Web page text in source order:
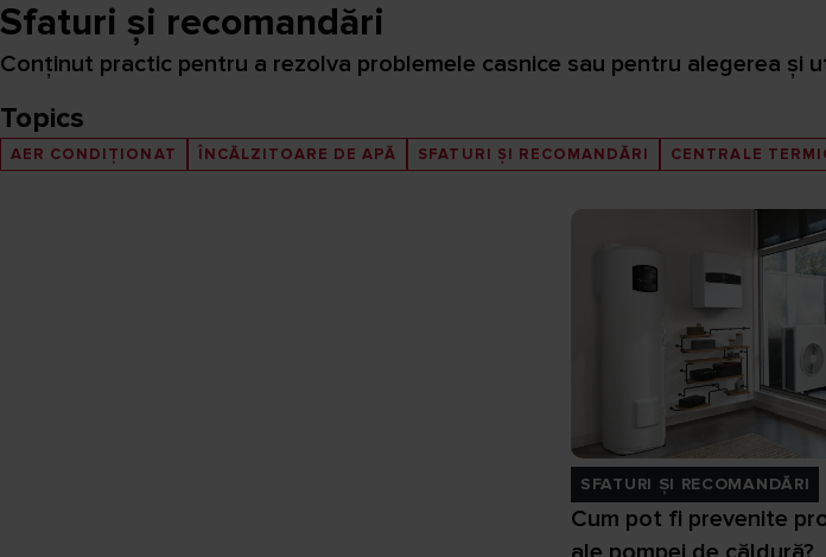
Sfaturi și recomandări
Conținut practic pentru a rezolva problemele casnice sau pentru alegerea și
Topics
AER CONDIȚIONAT ÎNCĂLZITOARE DE APĂ SFATURI ȘI RECOMANDĂRI CENTRALE
SFATURI ȘI RECOMANDĂRI
Cum pot fi prevenite